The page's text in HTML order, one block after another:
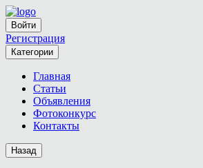
Войти
Регистрация
Категории
Главная
Статьи
Объявления
Фотоконкурс
Контакты
Назад